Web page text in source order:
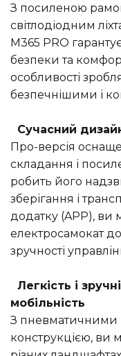
З посиленою
світлодіодним
M365 PRO
безпеки та
особливості
безпечнішими і
Сучасний
Про-версія
складання і
робить його
зберігання і
додатку (APP), ви
електросамокат
зручності
Легкість і
мобільність
З пневматичними
конструкцією, ви